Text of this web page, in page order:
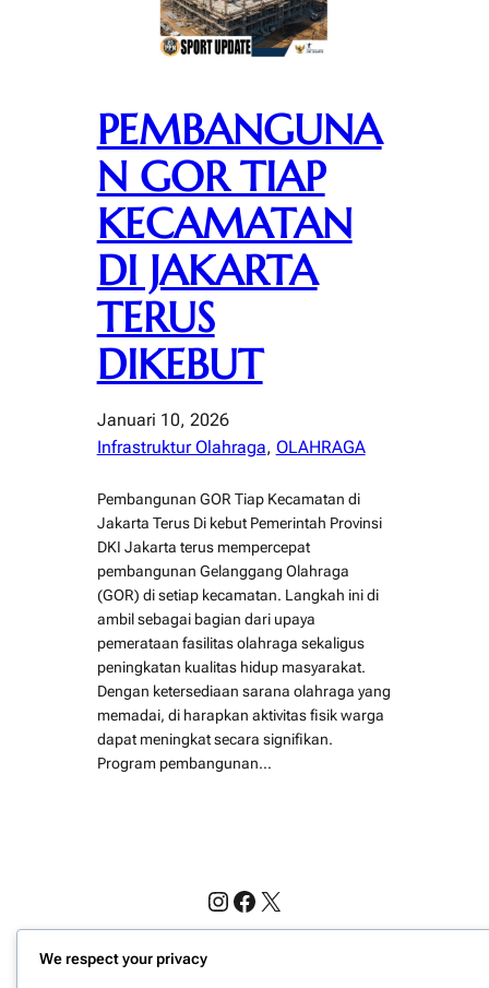
PEMBANGUNA
N GOR TIAP
KECAMATAN
DI JAKARTA
TERUS
DIKEBUT
Januari 10, 2026
Infrastruktur Olahraga, OLAHRAGA
Pembangunan GOR Tiap Kecamatan di
Jakarta Terus Di kebut Pemerintah Provinsi
DKI Jakarta terus mempercepat
pembangunan Gelanggang Olahraga
(GOR) di setiap kecamatan. Langkah ini di
ambil sebagai bagian dari upaya
pemerataan fasilitas olahraga sekaligus
peningkatan kualitas hidup masyarakat.
Dengan ketersediaan sarana olahraga yang
memadai, di harapkan aktivitas fisik warga
dapat meningkat secara signifikan.
Program pembangunan…
Instagram
Facebook
X
Website Berita Olahraga Update | PPN
We respect your privacy